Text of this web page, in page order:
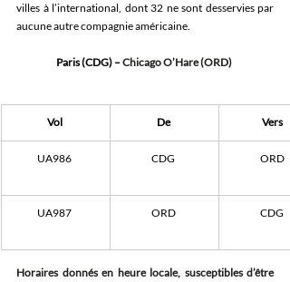
villes à l’international, dont 32 ne sont desservies par
aucune autre compagnie américaine.
Paris (CDG) – Chicago O’Hare (ORD)
Vol De Vers
UA986 CDG ORD
UA987 ORD CDG
Horaires donnés en heure locale, susceptibles d’être